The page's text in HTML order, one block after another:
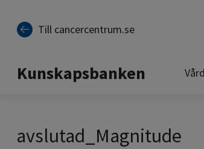
Till cancercentrum.se
Kunskapsbanken
avslutad_Magnitude